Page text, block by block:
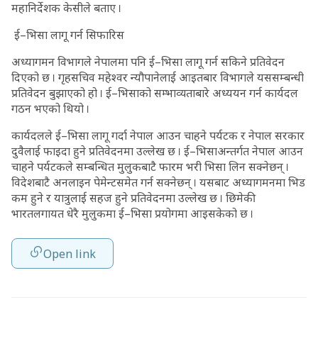
महानिर्देशक केसीले बताए ।
ई–भिसा लागू गर्न सिफारिस
अध्यागमन विभागले नेपालमा पनि ई–भिसा लागू गर्न सकिने प्रतिवेदन
दिएको छ । गृहसचिव महेश्वर न्यौपानेलाई आइतबार विभागले यससम्बन्धी
प्रतिवेदन बुझाएको हो । ई–भिसाको सम्भाव्यताबारे अध्ययन गर्न कार्यदल
गठन भएको थियो ।
कार्यदलले ई–भिसा लागू गर्दा नेपाल आउन चाहने पर्यटक र नेपाल सरकार
दुवैलाई फाइदा हुने प्रतिवेदनमा उल्लेख छ । ई–भिसाअन्तर्गत नेपाल आउन
चाहने पर्यटकले सम्बन्धित मुलुकबाटै फारम भरी भिसा लिन सक्नेछन् ।
विदेशबाटै अनलाइन पेमेन्टसमेत गर्न सक्नेछन् । यसबाट अध्यागमनमा भिड
कम हुने र यात्रुलाई सहज हुने प्रतिवेदनमा उल्लेख छ । छिमेकी
भारतलगायत धेरै मुलुकमा ई–भिसा प्रयोगमा आइसकेको छ ।
Open link